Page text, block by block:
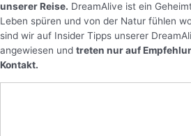
unserer Reise. DreamAlive ist ein
Leben spüren und von der Natur fühlen
sind wir auf Insider Tipps unserer
angewiesen und treten nur auf
Kontakt.